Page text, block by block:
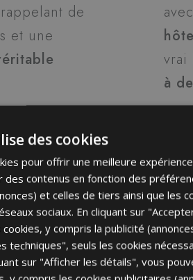
de
et une
des
de moments
générations
: vous faire
le confort
vrai
à
Si
des cookies
pour offrir une meilleure
contenus en fonction des
et celles de tiers ainsi que les
sociaux. En cliquant sur
y compris la publicité
techniques", seuls les cookies
sur "Afficher les détails", vous